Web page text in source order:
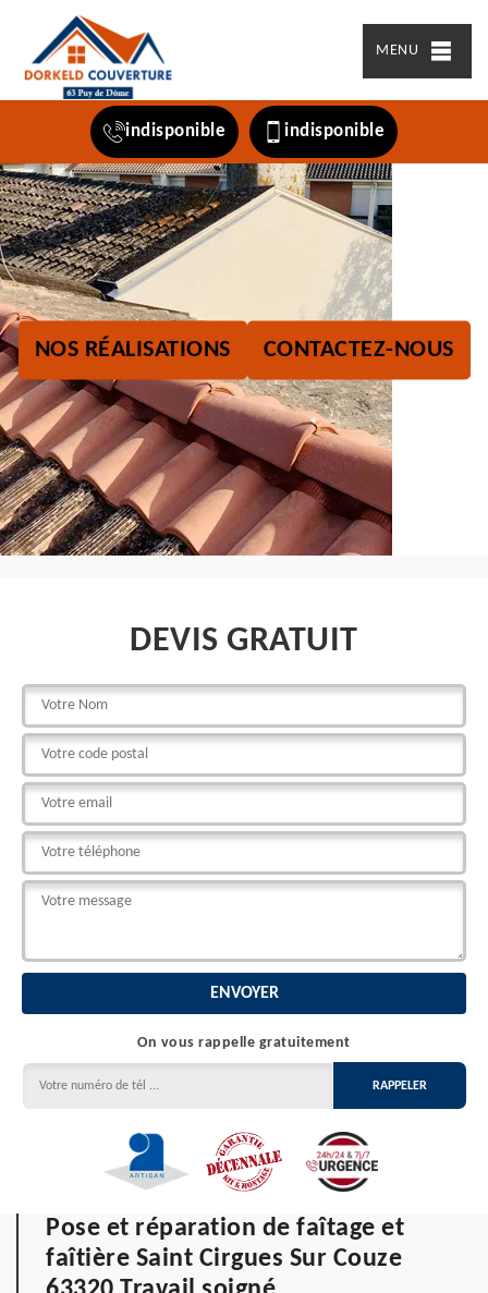
MENU
indisponible indisponible
NOS RÉALISATIONS CONTACTEZ-NOUS
DEVIS GRATUIT
On vous rappelle gratuitement
Pose et réparation de faîtage et
faîtière Saint Cirgues Sur Couze